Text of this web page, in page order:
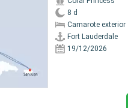
8 d
Camarote exterior
Fort Lauderdale
19/12/2026